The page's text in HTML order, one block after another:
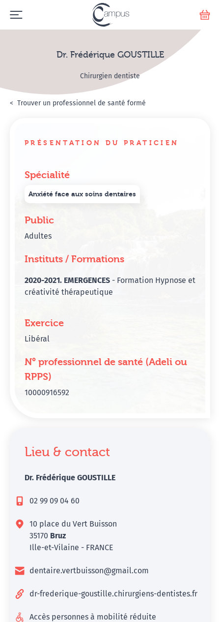
Dr. Frédérique GOUSTILLE
Chirurgien dentiste
Accueil
Annuaire Hypnosanté
Trouver un professionnel de santé formé
PRÉSENTATION DU PRATICIEN
Spécialité
Anxiété face aux soins dentaires
Public
Adultes
Instituts / Formations
2020-2021. EMERGENCES - Formation Hypnose et
créativité thérapeutique
Exercice
Libéral
N° professionnel de santé (Adeli ou
RPPS)
10000916592
Lieu & contact
Dr. Frédérique GOUSTILLE
02 99 09 04 60
10 place du Vert Buisson
35170 Bruz
Ille-et-Vilaine - FRANCE
dentaire.vertbuisson@gmail.com
dr-frederique-goustille.chirurgiens-dentistes.fr
Accès personnes à mobilité réduite